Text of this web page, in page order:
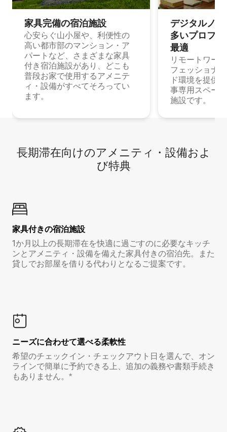
家具完備の宿⁠泊⁠施⁠設
心安らぐ山小屋や、利便性の
高い都市部のマンション・ア
パートなど、さまざまな家具
付き宿泊施設があり、どこも
普段お家で使用するアメニテ
ィ・設備がすべてそろってい
ます。
デジタルノ
多⁠いプ⁠ロ⁠フ⁠
最⁠適
リモートワー
フェッショナ
ド環境を提供
事専用スペー
施設です。
長期滞在向け⁠のア⁠メ⁠ニ⁠テ⁠ィ⁠・設⁠備⁠およ
び特⁠典
家具付き⁠の宿⁠泊⁠施⁠設
1か月以上の長期滞在を快適に過ごすのに必要なキッチ
ンとアメニティ・設備を備えた家具付きの宿泊先。また
貸しでお部屋を借りる代わりとなるご提案です。
ニーズに合わせて選べる柔軟性
希望のチェックイン・チェックアウト日を選んで、オン
ラインで簡単に予約できる上、追加の義務や書類手続き
もありません。*